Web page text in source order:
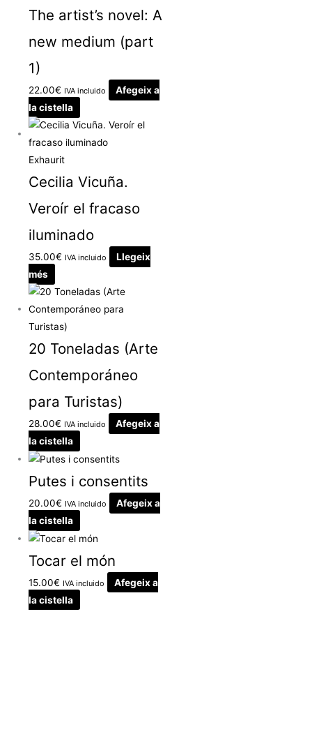
The artist’s novel: A
new medium (part
1)
22.00€ IVA incluido
Afegeix a
la cistella
Exhaurit
Cecilia Vicuña.
Veroír el fracaso
iluminado
35.00€ IVA incluido
Llegeix
més
20 Toneladas (Arte
Contemporáneo
para Turistas)
28.00€ IVA incluido
Afegeix a
la cistella
Putes i consentits
20.00€ IVA incluido
Afegeix a
la cistella
Tocar el món
15.00€ IVA incluido
Afegeix a
la cistella